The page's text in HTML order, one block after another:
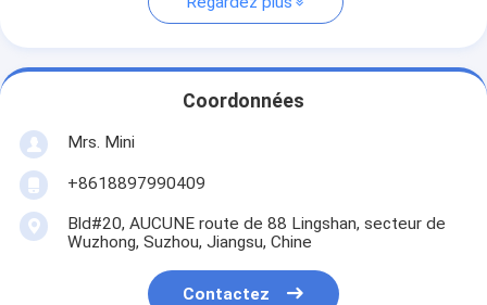
Coordonnées
Mrs. Mini
+8618897990409
Bld#20, AUCUNE route de 88 Lingshan, secteur de
Wuzhong, Suzhou, Jiangsu, Chine
Contactez